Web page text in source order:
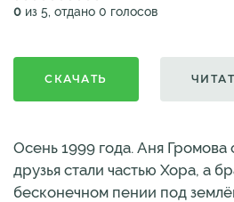
0 из 5, отдано 0 голосов
СКАЧАТЬ
Осень 1999 года. Аня Громова
друзья стали частью Хора, а
бесконечном пении под